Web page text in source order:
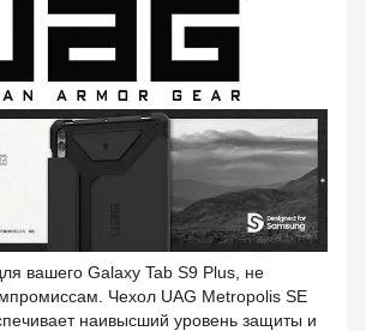
вашего Galaxy Tab S9 Plus, не
Чехол UAG Metropolis SE
наивысший уровень защиты и